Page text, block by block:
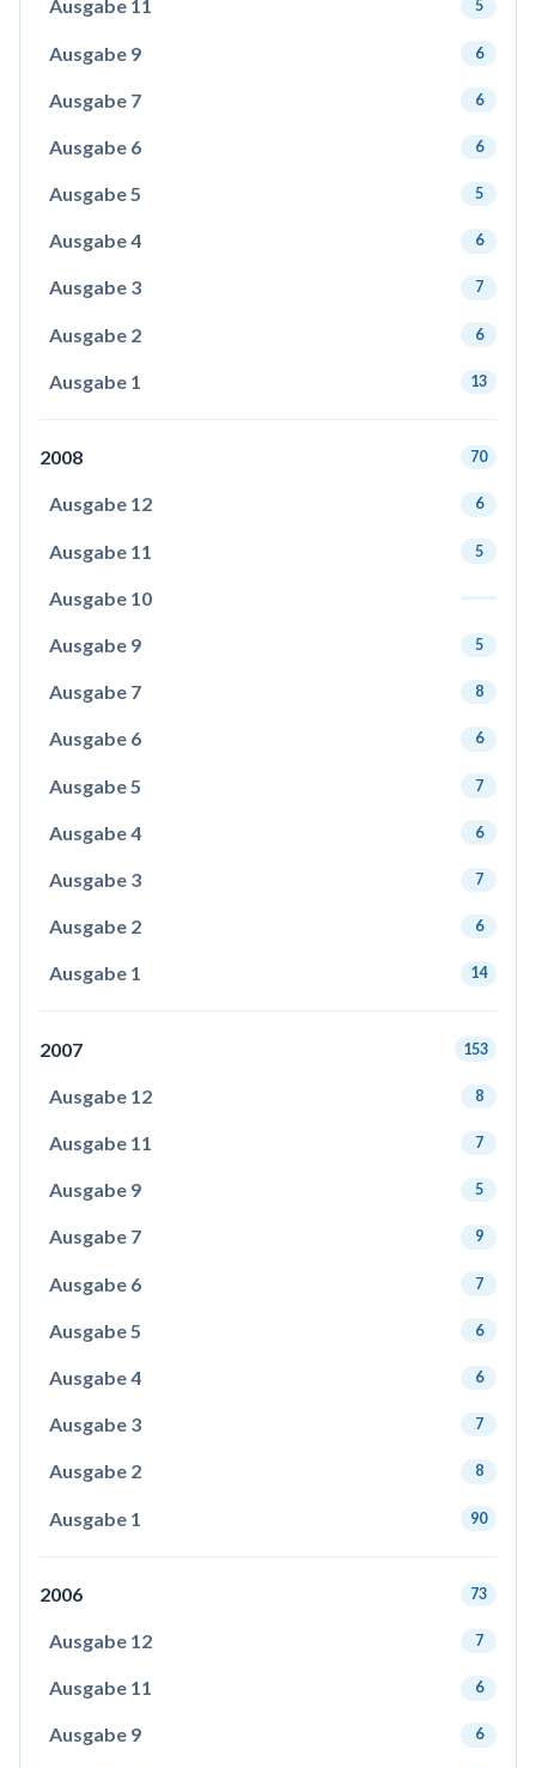
Ausgabe 11 5
Ausgabe 9 6
Ausgabe 7 6
Ausgabe 6 6
Ausgabe 5 5
Ausgabe 4 6
Ausgabe 3 7
Ausgabe 2 6
Ausgabe 1 13
2008 70
Ausgabe 12 6
Ausgabe 11 5
Ausgabe 10
Ausgabe 9 5
Ausgabe 7 8
Ausgabe 6 6
Ausgabe 5 7
Ausgabe 4 6
Ausgabe 3 7
Ausgabe 2 6
Ausgabe 1 14
2007 153
Ausgabe 12 8
Ausgabe 11 7
Ausgabe 9 5
Ausgabe 7 9
Ausgabe 6 7
Ausgabe 5 6
Ausgabe 4 6
Ausgabe 3 7
Ausgabe 2 8
Ausgabe 1 90
2006 73
Ausgabe 12 7
Ausgabe 11 6
Ausgabe 9 6